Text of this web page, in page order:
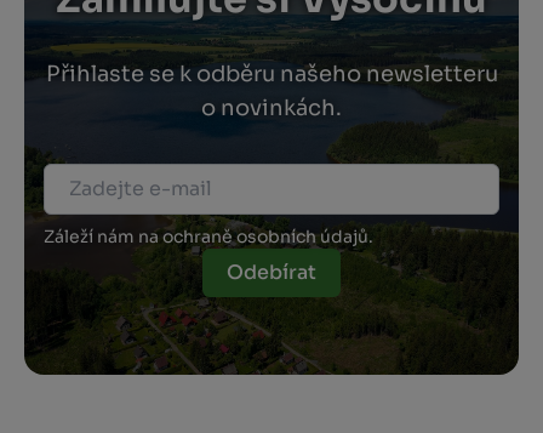
Přihlaste se k odběru našeho newsletteru
o novinkách.
Záleží nám na ochraně osobních údajů.
Odebírat